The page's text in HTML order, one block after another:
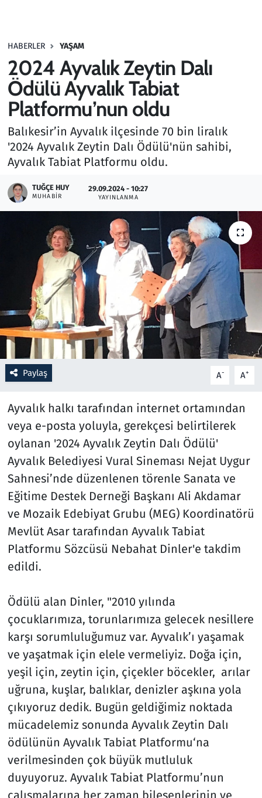
HABERLER YAŞAM
2024 Ayvalık Zeytin Dalı
Ödülü Ayvalık Tabiat
Platformu’nun oldu
Balıkesir’in Ayvalık ilçesinde 70 bin liralık
'2024 Ayvalık Zeytin Dalı Ödülü'nün sahibi,
Ayvalık Tabiat Platformu oldu.
TUĞÇE HUY
MUHABIR
29.09.2024 - 10:27
YAYINLANMA
Paylaş A- A+
Ayvalık halkı tarafından internet ortamından
veya e-posta yoluyla, gerekçesi belirtilerek
oylanan '2024 Ayvalık Zeytin Dalı Ödülü'
Ayvalık Belediyesi Vural Sineması Nejat Uygur
Sahnesi’nde düzenlenen törenle Sanata ve
Eğitime Destek Derneği Başkanı Ali Akdamar
ve Mozaik Edebiyat Grubu (MEG) Koordinatörü
Mevlüt Asar tarafından Ayvalık Tabiat
Platformu Sözcüsü Nebahat Dinler'e takdim
edildi.
Ödülü alan Dinler, "2010 yılında
çocuklarımıza, torunlarımıza gelecek nesillere
karşı sorumluluğumuz var. Ayvalık’ı yaşamak
ve yaşatmak için elele vermeliyiz. Doğa için,
yeşil için, zeytin için, çiçekler böcekler, arılar
uğruna, kuşlar, balıklar, denizler aşkına yola
çıkıyoruz dedik. Bugün geldiğimiz noktada
mücadelemiz sonunda Ayvalık Zeytin Dalı
ödülünün Ayvalık Tabiat Platformu‘na
verilmesinden çok büyük mutluluk
duyuyoruz. Ayvalık Tabiat Platformu’nun
çalışmalarına her zaman bileşenlerinin ve
Haber
Kültür Sanat
Kurumsal Haberler
Lezzet Durağı
Memur ve Kamu
Otomobil
Oyun
Ramazan
Resmi İlanlar
Rüya Tabirleri
Sağlık
Savunma Sanayi
Seçim 2023
Spor
Teknoloji ve Bilim
Televizyon